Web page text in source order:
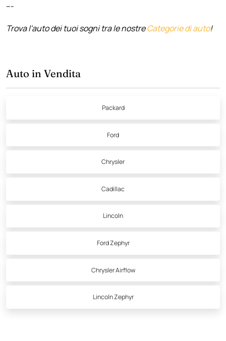
---
Trova l'auto dei tuoi sogni tra le nostreCategorie di auto!
Auto in Vendita
Packard
Ford
Chrysler
Cadillac
Lincoln
Ford Zephyr
Chrysler Airflow
Lincoln Zephyr